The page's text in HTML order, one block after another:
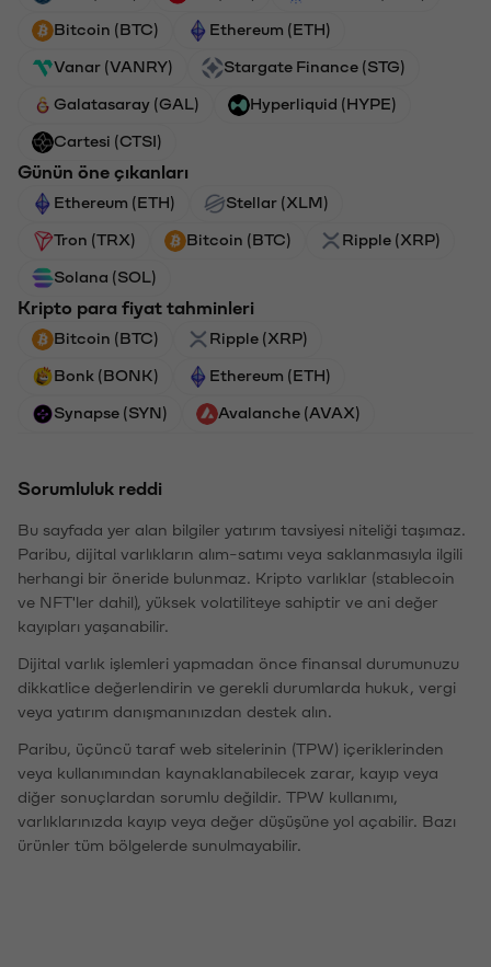
Bitcoin (BTC) Ethereum (ETH)
Vanar (VANRY) Stargate Finance (STG)
Galatasaray (GAL) Hyperliquid (HYPE)
Cartesi (CTSI)
Günün öne çıkanları
Ethereum (ETH) Stellar (XLM)
Tron (TRX) Bitcoin (BTC) Ripple (XRP)
Solana (SOL)
Kripto para fiyat tahminleri
Bitcoin (BTC) Ripple (XRP)
Bonk (BONK) Ethereum (ETH)
Synapse (SYN) Avalanche (AVAX)
Sorumluluk reddi
Bu sayfada yer alan bilgiler yatırım tavsiyesi niteliği taşımaz.
Paribu, dijital varlıkların alım-satımı veya saklanmasıyla ilgili
herhangi bir öneride bulunmaz. Kripto varlıklar (stablecoin
ve NFT'ler dahil), yüksek volatiliteye sahiptir ve ani değer
kayıpları yaşanabilir.
Dijital varlık işlemleri yapmadan önce finansal durumunuzu
dikkatlice değerlendirin ve gerekli durumlarda hukuk, vergi
veya yatırım danışmanınızdan destek alın.
Paribu, üçüncü taraf web sitelerinin (TPW) içeriklerinden
veya kullanımından kaynaklanabilecek zarar, kayıp veya
diğer sonuçlardan sorumlu değildir. TPW kullanımı,
varlıklarınızda kayıp veya değer düşüşüne yol açabilir. Bazı
ürünler tüm bölgelerde sunulmayabilir.